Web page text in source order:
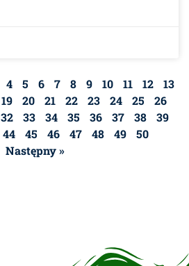
4 5 6 7 8 9 10 11 12
13
19 20 21 22 23 24 25
26
32 33 34 35 36 37 38
39
44 45 46 47 48 49
50
Następny »